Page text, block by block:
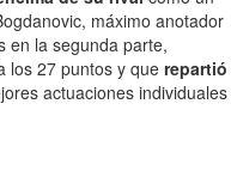
máximo anotador
en la segunda parte,
los 27 puntos y que repartió
actuaciones individuales